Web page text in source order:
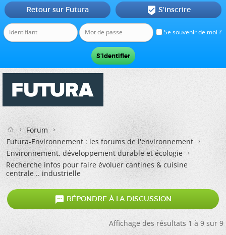
Se souvenir de moi ?
Retour sur Futura  S'inscrire
Forum
Futura-Environnement : les forums de l'environnement
Environnement, développement durable et écologie
Recherche infos pour faire évoluer cantines & cuisine
centrale .. industrielle
 RÉPONDRE À LA DISCUSSION
Affichage des résultats 1 à 9 sur 9